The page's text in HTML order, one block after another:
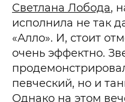
Светлана Лобода,
исполнила не так
«Алло». И, стоит
очень эффектно.
певческий, но и
Однако на этом